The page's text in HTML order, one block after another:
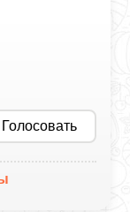
Голосовать